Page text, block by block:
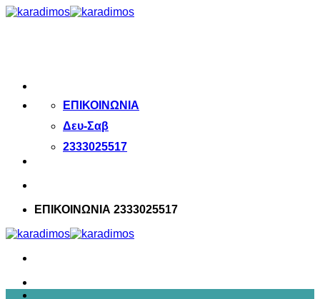
Μετάβαση
ΕΠΙΚΟΙΝΩΝΙΑ
Δευ-Σαβ
2333025517
ΕΠΙΚΟΙΝΩΝΙΑ 2333025517